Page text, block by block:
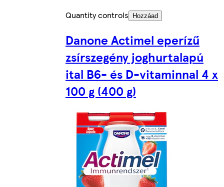
Quantity controls
Hozzáad
Danone Actimel eperízű
zsírszegény joghurtalapú
ital B6- és D-vitaminnal 4 x
100 g (400 g)